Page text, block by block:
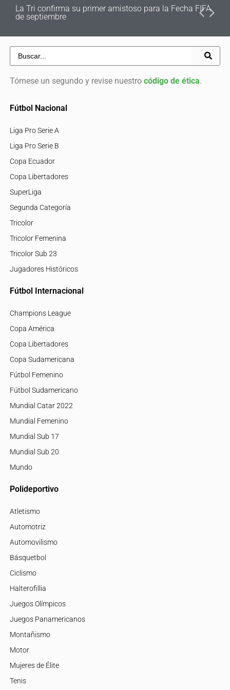
La Tri confirma su primer amistoso para la Fecha FIFA
de septiembre
Tómese un segundo y revise nuestro código de ética.
Fútbol Nacional
Liga Pro Serie A
Liga Pro Serie B
Copa Ecuador
Copa Libertadores
SuperLiga
Segunda Categoría
Tricolor
Tricolor Femenina
Tricolor Sub 23
Jugadores Históricos
Fútbol Internacional
Champions League
Copa América
Copa Libertadores
Copa Sudamericana
Fútbol Femenino
Fútbol Sudamericano
Mundial Catar 2022
Mundial Femenino
Mundial Sub 17
Mundial Sub 20
Mundo
Polideportivo
Atletismo
Automotriz
Automovilismo
Básquetbol
Ciclismo
Halterofillia
Juegos Olímpicos
Juegos Panamericanos
Montañismo
Motor
Mujeres de Élite
Tenis